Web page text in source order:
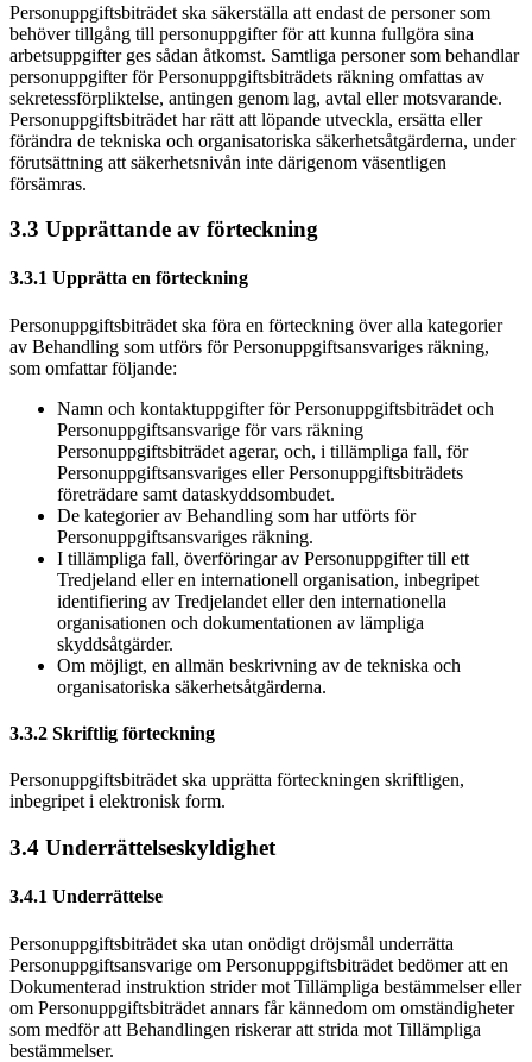
Personuppgiftsbiträdet ska säkerställa att endast de personer som
behöver tillgång till personuppgifter för att kunna fullgöra sina
arbetsuppgifter ges sådan åtkomst. Samtliga personer som behandlar
personuppgifter för Personuppgiftsbiträdets räkning omfattas av
sekretessförpliktelse, antingen genom lag, avtal eller motsvarande.
Personuppgiftsbiträdet har rätt att löpande utveckla, ersätta eller
förändra de tekniska och organisatoriska säkerhetsåtgärderna, under
förutsättning att säkerhetsnivån inte därigenom väsentligen
försämras.
3.3 Upprättande av förteckning
3.3.1 Upprätta en förteckning
Personuppgiftsbiträdet ska föra en förteckning över alla kategorier
av Behandling som utförs för Personuppgiftsansvariges räkning,
som omfattar följande:
Namn och kontaktuppgifter för Personuppgiftsbiträdet och
Personuppgiftsansvarige för vars räkning
Personuppgiftsbiträdet agerar, och, i tillämpliga fall, för
Personuppgiftsansvariges eller Personuppgiftsbiträdets
företrädare samt dataskyddsombudet.
De kategorier av Behandling som har utförts för
Personuppgiftsansvariges räkning.
I tillämpliga fall, överföringar av Personuppgifter till ett
Tredjeland eller en internationell organisation, inbegripet
identifiering av Tredjelandet eller den internationella
organisationen och dokumentationen av lämpliga
skyddsåtgärder.
Om möjligt, en allmän beskrivning av de tekniska och
organisatoriska säkerhetsåtgärderna.
3.3.2 Skriftlig förteckning
Personuppgiftsbiträdet ska upprätta förteckningen skriftligen,
inbegripet i elektronisk form.
3.4 Underrättelseskyldighet
3.4.1 Underrättelse
Personuppgiftsbiträdet ska utan onödigt dröjsmål underrätta
Personuppgiftsansvarige om Personuppgiftsbiträdet bedömer att en
Dokumenterad instruktion strider mot Tillämpliga bestämmelser eller
om Personuppgiftsbiträdet annars får kännedom om omständigheter
som medför att Behandlingen riskerar att strida mot Tillämpliga
bestämmelser.